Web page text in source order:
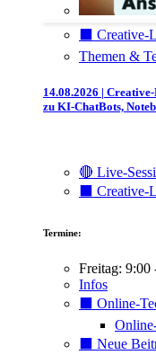
⬛️
Themen &
14.08.2026 |
zu KI-ChatBots,
🔴 Live-
⬛️ Creative-
Termine:
Freitag: 9:00
Infos
⬛️ Online-
⬛️ Neue